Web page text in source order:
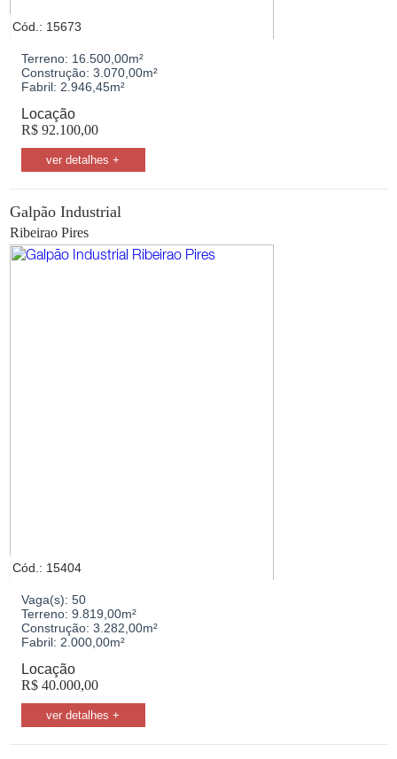
Cód.: 15673
Terreno: 16.500,00m²
Construção: 3.070,00m²
Fabril: 2.946,45m²
Locação
R$92.100,00
ver detalhes +
Galpão Industrial
Ribeirao Pires
Cód.: 15404
Vaga(s): 50
Terreno: 9.819,00m²
Construção: 3.282,00m²
Fabril: 2.000,00m²
Locação
R$40.000,00
ver detalhes +